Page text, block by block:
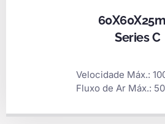
Series C
Velocidade Máx.:
Fluxo de Ar Máx.: